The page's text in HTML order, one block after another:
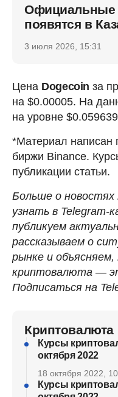
Официальные
появятся в
3 июля 2026, 15:31
Цена Dogecoin за
на $0.00005. На
на уровне
*Материал написан
биржи Binance.
публикации статьи.
Больше о
узнать в
публикуем
рассказываем о
рынке и
криптовалюта —
Подписаться на
Криптовалюта
Курсы
октября 2022
18 октября 2022,
Курсы